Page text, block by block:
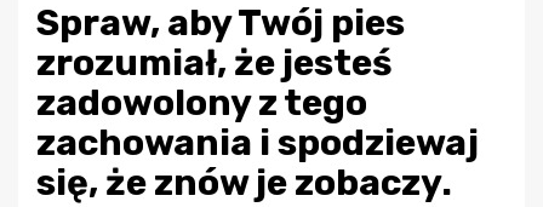
Spraw, aby Twój pies
zrozumiał, że jesteś
zadowolony z tego
zachowania i spodziewaj
się, że znów je zobaczy.